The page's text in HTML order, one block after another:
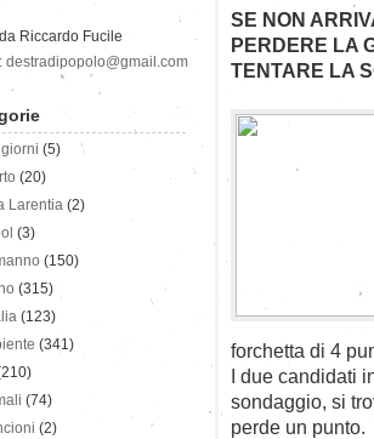
SE NON
PERDERE LA
TENTARE LA
forchetta di 4
I due candidati
sondaggio, si
perde un punto.
Riccardo Fucile
destradipopolo@gmail.com
(5)
(20)
Larentia (2)
(3)
(150)
(315)
(123)
(341)
(74)
(2)